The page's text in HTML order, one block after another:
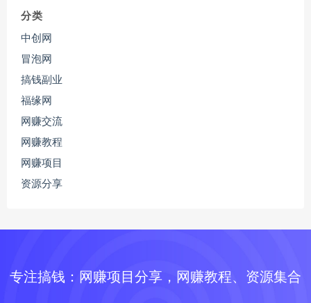
分类
中创网
冒泡网
搞钱副业
福缘网
网赚交流
网赚教程
网赚项目
资源分享
专注搞钱：网赚项目分享，网赚教程、资源集合